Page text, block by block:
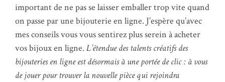
important de ne pas se laisser emballer trop vite quand
on passe par une bijouterie en ligne. J’espère qu’avec
mes conseils vous vous sentirez plus serein à acheter
vos bijoux en ligne. L’étendue des talents créatifs des
bijouteries en ligne est désormais à une portée de clic : à vous
de jouer pour trouver la nouvelle pièce qui rejoindra